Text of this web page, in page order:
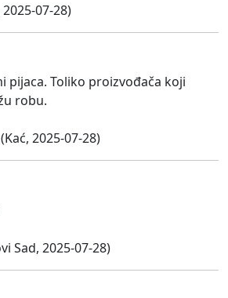
2025-07-28)
pijaca. Toliko proizvođača koji
robu.
(Kać, 2025-07-28)
Sad, 2025-07-28)